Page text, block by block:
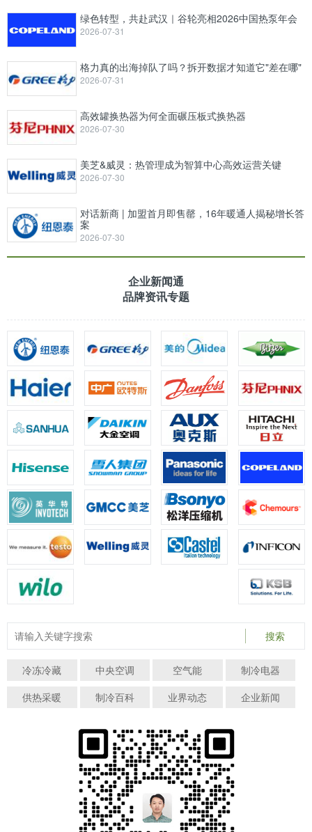
绿色转型，共赴武汉｜谷轮亮相2026中国热泵年会
2026-07-31
格力真的出海掉队了吗？拆开数据才知道它"差在哪"
2026-07-31
高效罐换热器为何全面碾压板式换热器
2026-07-30
美芝&威灵：热管理成为智算中心高效运营关键
2026-07-30
对话新商 | 加盟首月即售罄，16年暖通人揭秘增长答
案
2026-07-30
企业新闻通
品牌资讯专题
搜索
冷冻冷藏 中央空调 空气能
制冷电器
供热采暖
制冷百科 业界动态 企业新闻